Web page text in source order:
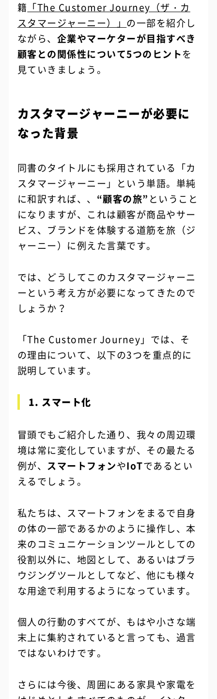
籍 「The Customer Journey（ザ・カ
スタマージャーニー）」 の一部を紹介し
ながら、 企業やマーケターが目指すべき
顧客との関係性について5つのヒントを
見ていきましょう。
カスタマージャーニーが必要に
なった背景
同書のタイトルにも採用されている「カ
スタマージャーニー」という単語。単純
に和訳すれば、、 “顧客の旅” ということ
になりますが、これは顧客が商品やサー
ビス、ブランドを体験する道筋を旅（ジ
ャーニー）に例えた言葉です。
では、どうしてこのカスタマージャーニ
ーという考え方が必要になってきたので
しょうか？
「The Customer Journey」では、そ
の理由について、以下の3つを重点的に
説明しています。
1. スマート化
冒頭でもご紹介した通り、我々の周辺環
境は常に変化していますが、その最たる
例が、 スマートフォンやIoTであるとい
えるでしょう。
私たちは、スマートフォンをまるで自身
の体の一部であるかのように操作し、本
来のコミュニケーションツールとしての
役割以外に、地図として、あるいはブラ
ウジングツールとしてなど、他にも様々
な用途で利用するようになっています。
個人の行動のすべてが、もはや小さな端
末上に集約されていると言っても、過言
ではないわけです。
さらには今後、周囲にある家具や家電を